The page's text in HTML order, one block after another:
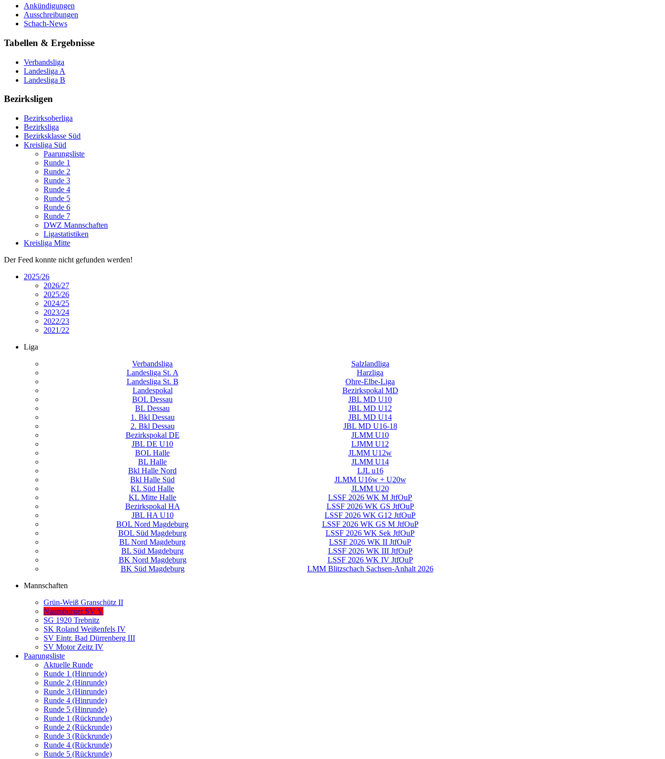
Ankündigungen
Ausschreibungen
Schach-News
Tabellen & Ergebnisse
Verbandsliga
Landesliga A
Landesliga B
Bezirksligen
Bezirksoberliga
Bezirksliga
Bezirksklasse Süd
Kreisliga Süd
Paarungsliste
Runde 1
Runde 2
Runde 3
Runde 4
Runde 5
Runde 6
Runde 7
DWZ Mannschaften
Ligastatistiken
Kreisliga Mitte
Der Feed konnte nicht gefunden werden!
2025/26
2026/27
2025/26
2024/25
2023/24
2022/23
2021/22
Liga
Verbandsliga
Salzlandliga
Landesliga St. A
Harzliga
Landesliga St. B
Ohre-Elbe-Liga
Landespokal
Bezirkspokal MD
BOL Dessau
JBL MD U10
BL Dessau
JBL MD U12
1. Bkl Dessau
JBL MD U14
2. Bkl Dessau
JBL MD U16-18
Bezirkspokal DE
JLMM U10
JBL DE U10
LJMM U12
BOL Halle
JLMM U12w
BL Halle
JLMM U14
Bkl Halle Nord
LJL u16
Bkl Halle Süd
JLMM U16w + U20w
KL Süd Halle
JLMM U20
KL Mitte Halle
LSSF 2026 WK M JtfOuP
Bezirkspokal HA
LSSF 2026 WK GS JtfOuP
JBL HA U10
LSSF 2026 WK G12 JtfOuP
BOL Nord Magdeburg
LSSF 2026 WK GS M JtfOuP
BOL Süd Magdeburg
LSSF 2026 WK Sek JtfOuP
BL Nord Magdeburg
LSSF 2026 WK II JtfOuP
BL Süd Magdeburg
LSSF 2026 WK III JtfOuP
BK Nord Magdeburg
LSSF 2026 WK IV JtfOuP
BK Süd Magdeburg
LMM Blitzschach Sachsen-Anhalt 2026
Mannschaften
Grün-Weiß Granschütz II
Naumburger SV V
SG 1920 Trebnitz
SK Roland Weißenfels IV
SV Eintr. Bad Dürrenberg III
SV Motor Zeitz IV
Paarungsliste
Aktuelle Runde
Runde 1 (Hinrunde)
Runde 2 (Hinrunde)
Runde 3 (Hinrunde)
Runde 4 (Hinrunde)
Runde 5 (Hinrunde)
Runde 1 (Rückrunde)
Runde 2 (Rückrunde)
Runde 3 (Rückrunde)
Runde 4 (Rückrunde)
Runde 5 (Rückrunde)